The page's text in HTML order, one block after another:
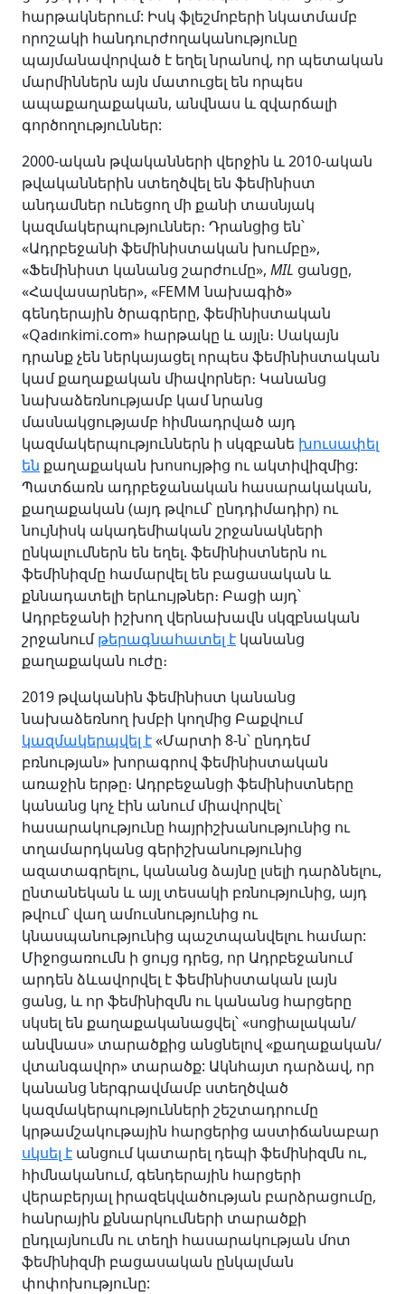
հարթակներում: Իսկ ֆլեշմոբերի նկատմամբ
որոշակի հանդուրժողականությունը
պայմանավորված է եղել նրանով, որ պետական
մարմիններն այն մատուցել են որպես
ապաքաղաքական, անվնաս և զվարճալի
գործողություններ:
2000-ական թվականների վերջին և 2010-ական
թվականներին ստեղծվել են ֆեմինիստ
անդամներ ունեցող մի քանի տասնյակ
կազմակերպություններ։ Դրանցից են՝
«Ադրբեջանի ֆեմինիստական խումբը»,
«Ֆեմինիստ կանանց շարժումը», MIL ցանցը,
«Հավասարներ», «FEMM նախագիծ»
գենդերային ծրագրերը, ֆեմինիստական
«Qadınkimi.com» հարթակը և այլն։ Սակայն
դրանք չեն ներկայացել որպես ֆեմինիստական
կամ քաղաքական միավորներ։ Կանանց
նախաձեռնությամբ կամ նրանց
մասնակցությամբ հիմնադրված այդ
կազմակերպություններն ի սկզբանե խուսափել
են քաղաքական խոսույթից ու ակտիվիզմից:
Պատճառն ադրբեջանական հասարակական,
քաղաքական (այդ թվում՝ ընդդիմադիր) ու
նույնիսկ ակադեմիական շրջանակների
ընկալումներն են եղել. ֆեմինիստներն ու
ֆեմինիզմը համարվել են բացասական և
քննադատելի երևույթներ։ Բացի այդ՝
Ադրբեջանի իշխող վերնախավն սկզբնական
շրջանումթերագնահատել է կանանց
քաղաքական ուժը։
2019 թվականին ֆեմինիստ կանանց
նախաձեռնող խմբի կողմից Բաքվում
կազմակերպվել է«Մարտի 8-ն՝ ընդդեմ
բռնության» խորագրով ֆեմինիստական
առաջին երթը։ Ադրբեջանցի ֆեմինիստները
կանանց կոչ էին անում միավորվել՝
հասարակությունը հայրիշխանությունից ու
տղամարդկանց գերիշխանությունից
ազատագրելու, կանանց ձայնը լսելի դարձնելու,
ընտանեկան և այլ տեսակի բռնությունից, այդ
թվում՝ վաղ ամուսնությունից ու
կնասպանությունից պաշտպանվելու համար:
Միջոցառումն ի ցույց դրեց, որ Ադրբեջանում
արդեն ձևավորվել է ֆեմինիստական լայն
ցանց, և որ ֆեմինիզմն ու կանանց հարցերը
սկսել են քաղաքականացվել՝ «սոցիալական/
անվնաս» տարածքից անցնելով «քաղաքական/
վտանգավոր» տարածք: Ակնհայտ դարձավ, որ
կանանց ներգրավմամբ ստեղծված
կազմակերպությունների շեշտադրումը
կրթամշակութային հարցերից աստիճանաբար
սկսել է անցում կատարել դեպի ֆեմինիզմն ու,
հիմնականում, գենդերային հարցերի
վերաբերյալ իրազեկվածության բարձրացումը,
հանրային քննարկումների տարածքի
ընդլայնումն ու տեղի հասարակության մոտ
ֆեմինիզմի բացասական ընկալման
փոփոխությունը: